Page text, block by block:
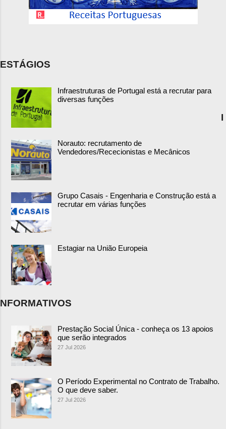
ESTÁGIOS
Infraestruturas de Portugal está a recrutar para
diversas funções
Norauto: recrutamento de
Vendedores/Rececionistas e Mecânicos
Grupo Casais - Engenharia e Construção está a
recrutar em várias funções
Estagiar na União Europeia
I
NFORMATIVOS
Prestação Social Única - conheça os 13 apoios
que serão integrados
27 Jul 2026
O Período Experimental no Contrato de Trabalho.
O que deve saber.
27 Jul 2026